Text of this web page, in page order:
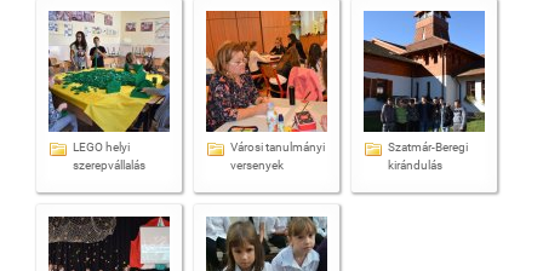
LEGO helyi
szerepvállalás
Városi tanulmányi
versenyek
Szatmár-Beregi
kirándulás